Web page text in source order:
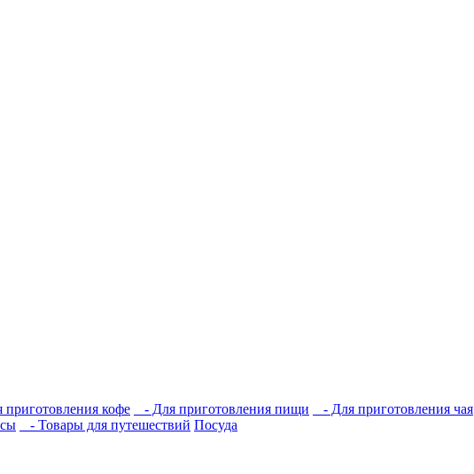
кофе - Для приготовления пищи - Для приготовления чая
- Товары для путешествий Посуда